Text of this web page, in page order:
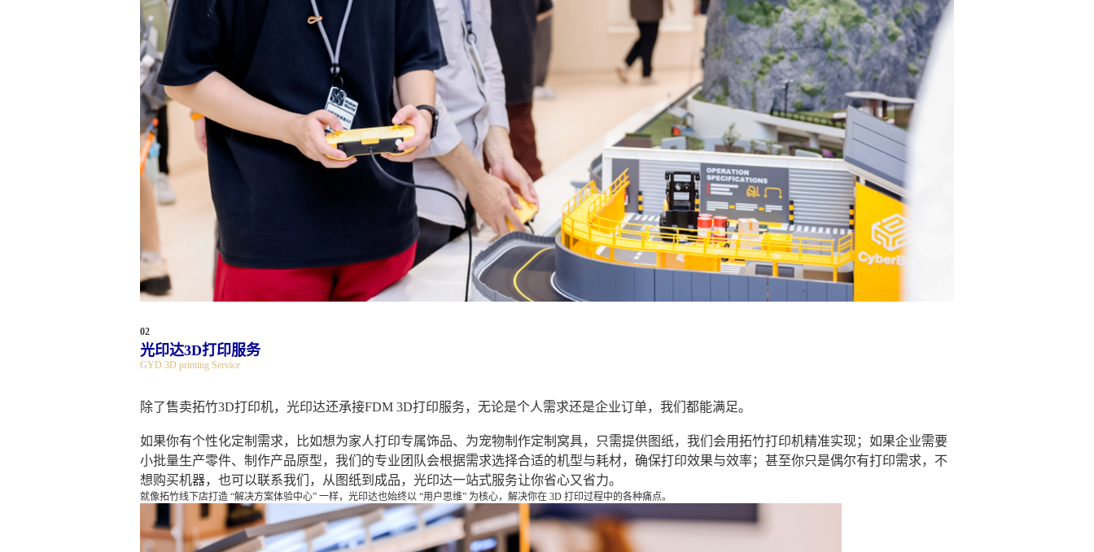
02
光印达3D打印服务
GYD 3D printing Service
除了售卖拓竹3D打印机，光印达还承接FDM 3D打印服务，无论是个人需求还是企业订单，我们都能满足。
如果你有个性化定制需求，比如想为家人打印专属饰品、为宠物制作定制窝具，只需提供图纸，我们会用拓竹打印机精准实现；如果企业需要
小批量生产零件、制作产品原型，我们的专业团队会根据需求选择合适的机型与耗材，确保打印效果与效率；甚至你只是偶尔有打印需求，不
想购买机器，也可以联系我们，从图纸到成品，光印达一站式服务让你省心又省力。
就像拓竹线下店打造 “解决方案体验中心” 一样，光印达也始终以 “用户思维” 为核心，解决你在 3D 打印过程中的各种痛点。